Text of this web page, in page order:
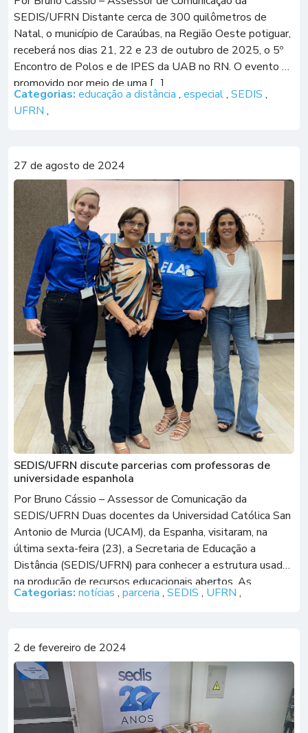
SEDIS/UFRN Distante cerca de 300 quilômetros de
Natal, o município de Caraúbas, na Região Oeste potiguar,
receberá nos dias 21, 22 e 23 de outubro de 2025, o 5º
Encontro de Polos e de IPES da UAB no RN. O evento é
promovido por meio de uma […]
Categorias: educação a distância , especial, SEDIS ,
UFRN ,
27 de agosto de 2024
SEDIS/UFRN discute parcerias com professoras de
universidade espanhola
Por Bruno Cássio – Assessor de Comunicação da
SEDIS/UFRN Duas docentes da Universidad Católica San
Antonio de Murcia (UCAM), da Espanha, visitaram, na
última sexta-feira (23), a Secretaria de Educação a
Distância (SEDIS/UFRN) para conhecer a estrutura usada
na produção de recursos educacionais abertos. As
professoras Eva Vegue Parra e Eloina Valero Merlos
Categorias: notícias , parceria , SEDIS , UFRN ,
2 de fevereiro de 2024